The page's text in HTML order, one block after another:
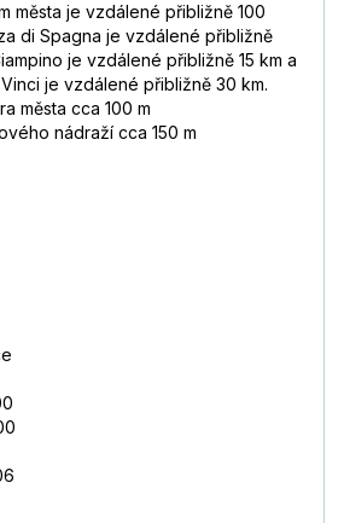
města je vzdálené přibližně 100
di Spagna je vzdálené přibližně
je vzdálené přibližně 15 km a
je vzdálené přibližně 30 km.
města cca 100 m
nádraží cca 150 m